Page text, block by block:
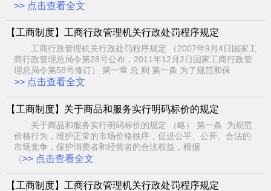
>> 点击查看全文
【工商制度】工商行政管理机关行政处罚程序规定
工商行政管理机关行政处罚程序规定 （2007年9月4日国家工
商行政管理总局令第28号公布，2011年12月2日国家工商行政管
理总局令第58号修订） 第一章 总 则 第一条 为了规范和保
>> 点击查看全文
【工商制度】关于商品和服务实行明码标价的规定
关于商品和服务实行明码标价的规定 （略） 第一条 为规范
价格行为，维护正常的市场价格秩序，促进公平、公开、合法的
市场竞争，保护消费者和经营者的合法权益，根据
《>> 点击查看全文
【工商制度】工商行政管理机关行政处罚程序规定